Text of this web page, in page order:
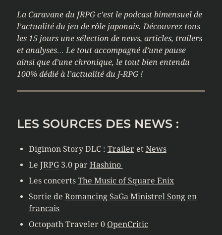
La Caravane du JRPGc’est le podcast bimensuel de
l’actualité du jeu de rôle japonais. Découvrez tous
les 15 jours une sélection de news, articles, trailers
et analyses… Le tout accompagné d’une pause
ainsi que d’une chronique, le tout bien entendu
100% dédié à l’actualité du J-RPG !
LES SOURCES DES NEWS :
Digimon Story DLC : Traileret News
Le JRPG3.0 par Hashino
Les concerts The Music of Square Enix
Sortie de Romancing SaGa Ministrel Song en
francais
Octopath Traveler 0 OpenCritic